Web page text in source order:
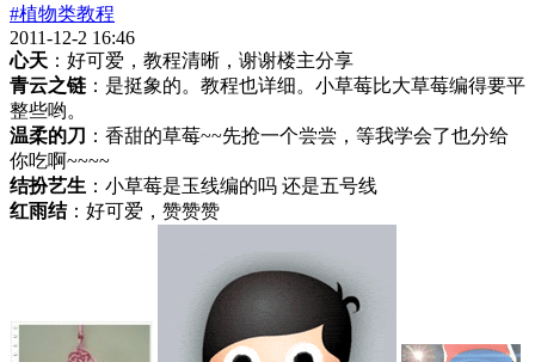
#植物类教程
2011-12-2 16:46
心天 ：好可爱，教程清晰，谢谢楼主分享
青云之链 ：是挺象的。教程也详细。小草莓比大草莓编得要平
整些哟。
温柔的刀 ：香甜的草莓~~先抢一个尝尝，等我学会了也分给
你吃啊~~~~
结扮艺生 ：小草莓是玉线编的吗 还是五号线
红雨结：好可爱，赞赞赞